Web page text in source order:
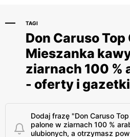
TAGI
Don Caruso
Mieszanka
ziarnach 100 %
- oferty i
Dodaj frazę "Don Caruso
palone w ziarnach 100 %
ulubionych, a otrzymasz